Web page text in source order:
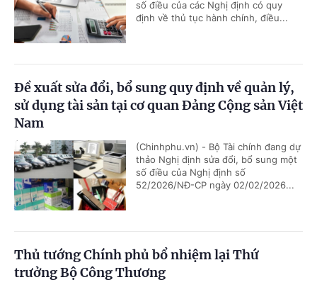
số điều của các Nghị định có quy
định về thủ tục hành chính, điều...
Đề xuất sửa đổi, bổ sung quy định về quản lý,
sử dụng tài sản tại cơ quan Đảng Cộng sản Việt
Nam
(Chinhphu.vn) - Bộ Tài chính đang dự
thảo Nghị định sửa đổi, bổ sung một
số điều của Nghị định số
52/2026/NĐ-CP ngày 02/02/2026...
Thủ tướng Chính phủ bổ nhiệm lại Thứ
trưởng Bộ Công Thương